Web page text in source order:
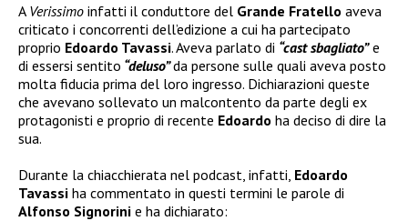
A Verissimo infatti il conduttore del Grande Fratello aveva
criticato i concorrenti dell’edizione a cui ha partecipato
proprio Edoardo Tavassi. Aveva parlato di “cast sbagliato”e
di essersi sentito “deluso”da persone sulle quali aveva posto
molta fiducia prima del loro ingresso. Dichiarazioni queste
che avevano sollevato un malcontento da parte degli ex
protagonisti e proprio di recente Edoardo ha deciso di dire la
sua.
Durante la chiacchierata nel podcast, infatti, Edoardo
Tavassi ha commentato in questi termini le parole di
Alfonso Signorini e ha dichiarato: